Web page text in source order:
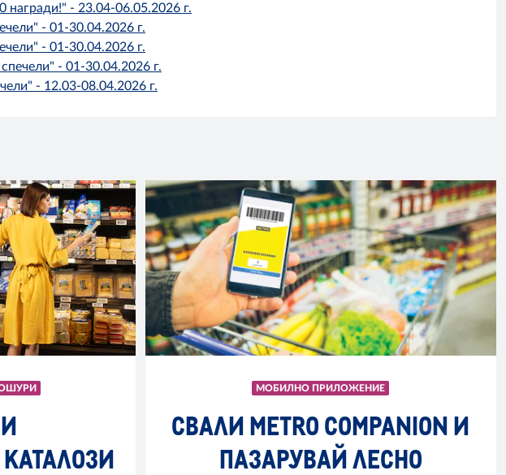
награди!" - 23.04-06.05.2026 г.
- 01-30.04.2026 г.
- 01-30.04.2026 г.
- 01-30.04.2026 г.
- 12.03-08.04.2026 г.
МОБИЛНО ПРИЛОЖЕНИЕ
СВАЛИ METRO COMPANION И
ПАЗАРУВАЙ ЛЕСНО